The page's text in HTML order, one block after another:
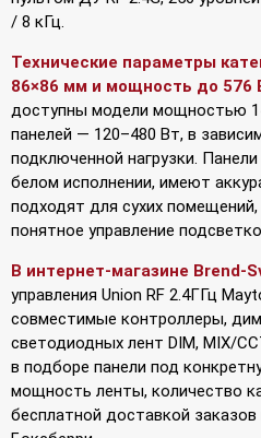
/ 8 кГц.
Технические параметры
86×86 мм и мощность до 576
доступны модели мощностью
панелей — 120–480 Вт, в
подключенной нагрузки.
белом исполнении, имеют
подходят для сухих
понятное управление
В интернет-магазине Brend-
управления Union RF 2.4ГГц
совместимые контроллеры,
светодиодных лент DIM, MIX/
в подборе панели под
мощность ленты, количество
бесплатной доставкой